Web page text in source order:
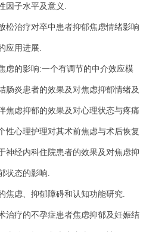
因子水平及意义.
松治疗对卒中患者抑郁焦虑情绪影响
应用进展.
虑的影响:一个有调节的中介效应模
肠炎患者的效果及对焦虑抑郁情绪及
焦虑抑郁的效果及对心理状态与疼痛
性心理护理对其术前焦虑与术后恢复
神经内科住院患者的效果及对焦虑抑
状态的影响.
焦虑、抑郁障碍和认知功能研究.
治疗的不孕症患者焦虑抑郁及妊娠结